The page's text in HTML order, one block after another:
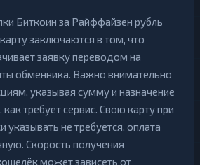
Биткоин за Райффайзен рубль
заключаются в том, что
заявку переводом на
обменника. Важно внимательно
указывая сумму и назначение
требует сервис. Свою карту при
не требуется, оплата
Скорость получения
может зависеть от